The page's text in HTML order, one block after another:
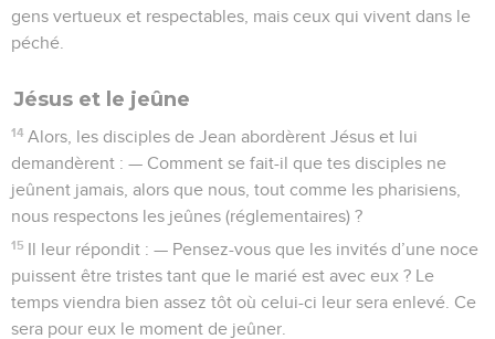
gens vertueux et respectables, mais ceux qui vivent dans le
péché.
Jésus et le jeûne
14 Alors, les disciples de Jean abordèrent Jésus et lui
demandèrent : — Comment se fait-il que tes disciples ne
jeûnent jamais, alors que nous, tout comme les pharisiens,
nous respectons les jeûnes (réglementaires) ?
15 Il leur répondit : — Pensez-vous que les invités d’une noce
puissent être tristes tant que le marié est avec eux ? Le
temps viendra bien assez tôt où celui-ci leur sera enlevé. Ce
sera pour eux le moment de jeûner.